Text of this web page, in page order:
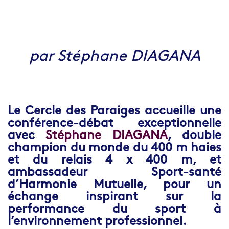
par Stéphane DIAGANA
Le Cercle des Paraiges accueille une
conférence-débat exceptionnelle
avecStéphane DIAGANA, double
champion du monde du 400 m haies
et du relais 4 x 400 m, et
ambassadeur Sport-santé
d’Harmonie Mutuelle, pour un
échange inspirant sur la
performance du sport à
l’environnement professionnel.